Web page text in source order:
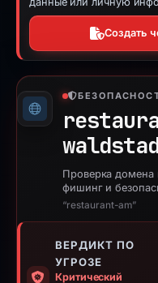
Создать
Проверка домена
фишинг и
“restaurant-am”
ВЕРДИКТ ПО
УГРОЗЕ
Критический